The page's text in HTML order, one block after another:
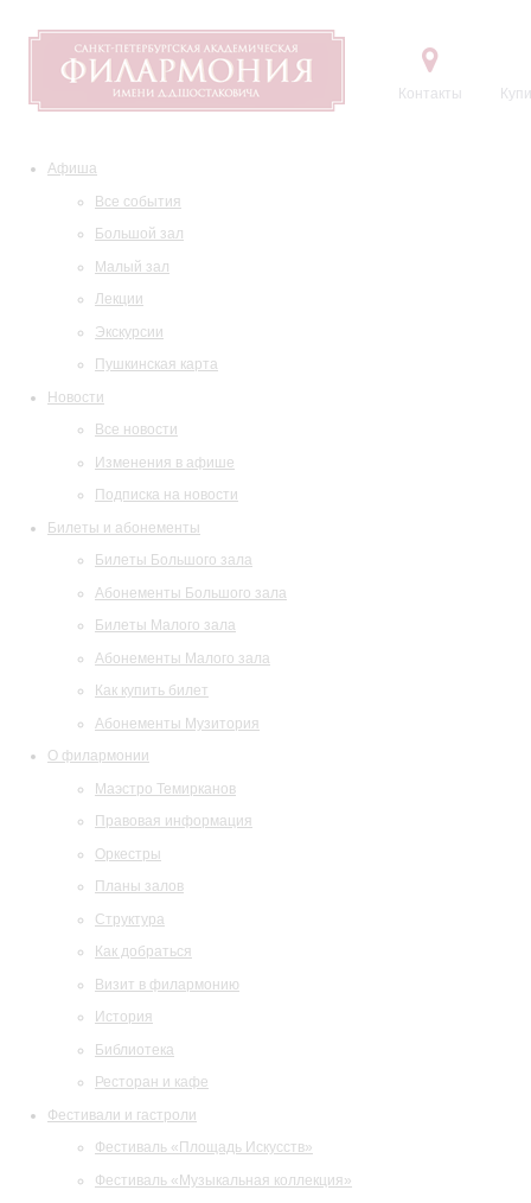
Контакты
Афиша
Все события
Большой зал
Малый зал
Лекции
Экскурсии
Пушкинская карта
Новости
Все новости
Изменения в афише
Подписка на новости
Билеты и абонементы
Билеты Большого зала
Абонементы Большого зала
Билеты Малого зала
Абонементы Малого зала
Как купить билет
Абонементы Музитория
О филармонии
Маэстро Темирканов
Правовая информация
Оркестры
Планы залов
Структура
Как добраться
Визит в филармонию
История
Библиотека
Ресторан и кафе
Фестивали и гастроли
Фестиваль «Площадь Искусств»
Фестиваль «Музыкальная коллекция»